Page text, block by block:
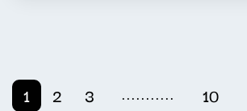
1 2 3 ........... 10